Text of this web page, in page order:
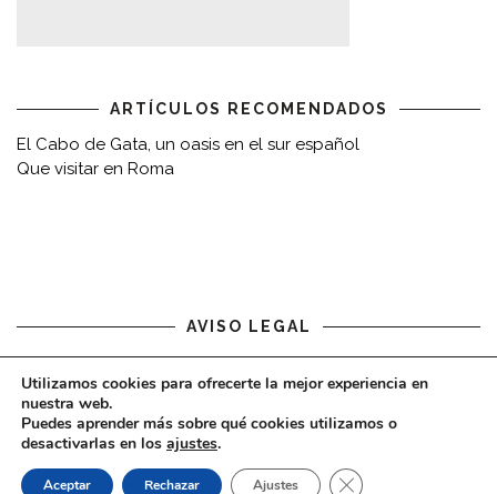
ARTÍCULOS RECOMENDADOS
El Cabo de Gata, un oasis en el sur español
Que visitar en Roma
AVISO LEGAL
Aviso legal
COPYRIGHT © 2020 - VIAJARDESPACIO.COM
Utilizamos cookies para ofrecerte la mejor experiencia en
nuestra web.
Puedes aprender más sobre qué cookies utilizamos o
desactivarlas en los ajustes.
Aceptar Rechazar Ajustes CERRAR EL